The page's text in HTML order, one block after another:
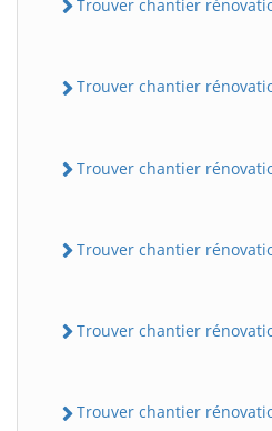
Trouver chantier
Trouver chantier
Trouver chantier
Trouver chantier
Trouver chantier
Trouver chantier